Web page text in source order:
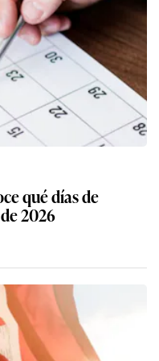
qué días de
2026